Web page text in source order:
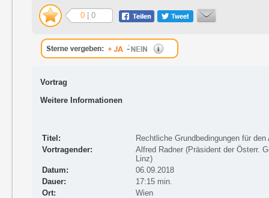
0 | 0
Vortrag
Weitere Informationen
Titel:
Rechtliche Grundbedingungen für
Vortragender:
Alfred Radner (Präsident der Österr.
Linz)
Datum:
06.09.2018
Dauer:
17:15 min.
Ort:
Wien